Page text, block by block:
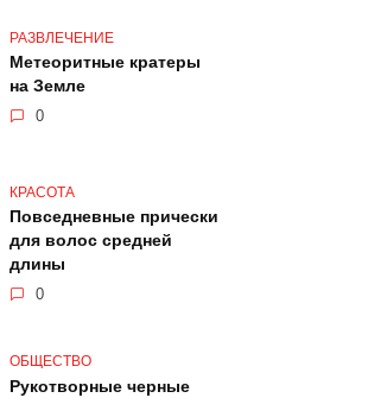
РАЗВЛЕЧЕНИЕ
Метеоритные кратеры
на Земле
0
КРАСОТА
Повседневные прически
для волос средней
длины
0
ОБЩЕСТВО
Рукотворные черные